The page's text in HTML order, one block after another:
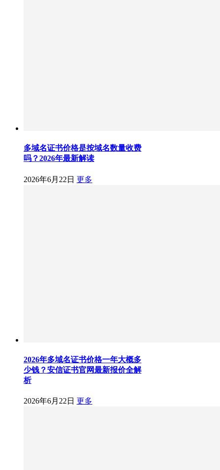
多域名证书价格是按域名数量收费
吗？2026年最新解读
2026年6月22日 更多
2026年多域名证书价格一年大概多
少钱？安信证书官网最新报价全解
析
2026年6月22日 更多